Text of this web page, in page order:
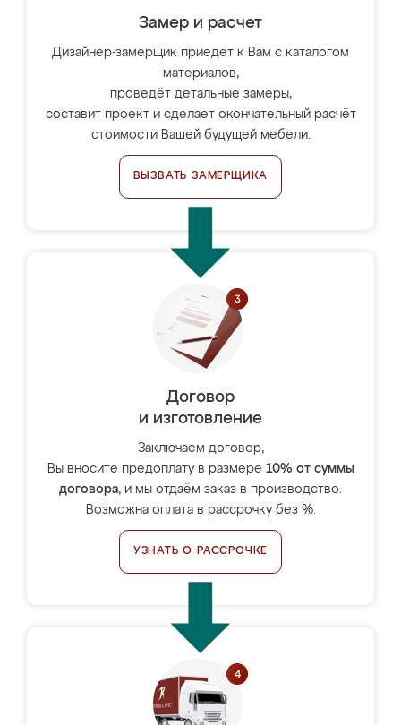
Замер и расчет
Дизайнер-замерщик приедет к Вам с каталогом
материалов,
проведёт детальные замеры,
составит проект и сделает окончательный расчёт
стоимости Вашей будущей мебели.
ВЫЗВАТЬ ЗАМЕРЩИКА
Договор
и изготовление
Заключаем договор,
Вы вносите предоплату в размере 10% от суммы
договора, и мы отдаём заказ в производство.
Возможна оплата в рассрочку без %.
УЗНАТЬ О РАССРОЧКЕ